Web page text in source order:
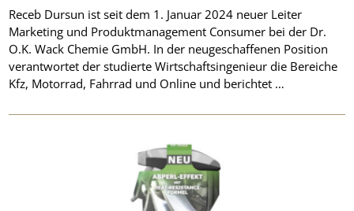
Receb Dursun ist seit dem 1. Januar 2024 neuer Leiter
Marketing und Produktmanagement Consumer bei der Dr.
O.K. Wack Chemie GmbH. In der neugeschaffenen Position
verantwortet der studierte Wirtschaftsingenieur die Bereiche
Kfz, Motorrad, Fahrrad und Online und berichtet …